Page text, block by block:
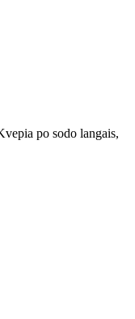
po sodo langais,